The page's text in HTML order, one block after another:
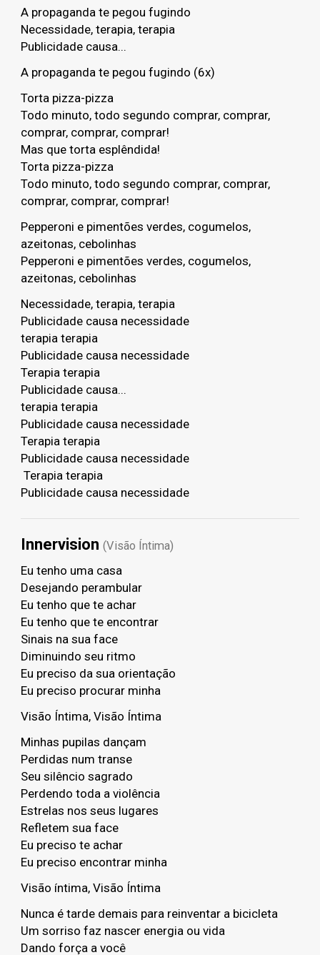
A propaganda te pegou fugindo
Necessidade, terapia, terapia
Publicidade causa...
A propaganda te pegou fugindo (6x)
Torta pizza-pizza
Todo minuto, todo segundo comprar, comprar,
comprar, comprar, comprar!
Mas que torta esplêndida!
Torta pizza-pizza
Todo minuto, todo segundo comprar, comprar,
comprar, comprar, comprar!
Pepperoni e pimentões verdes, cogumelos,
azeitonas, cebolinhas
Pepperoni e pimentões verdes, cogumelos,
azeitonas, cebolinhas
Necessidade, terapia, terapia
Publicidade causa necessidade
terapia terapia
Publicidade causa necessidade
Terapia terapia
Publicidade causa...
terapia terapia
Publicidade causa necessidade
Terapia terapia
Publicidade causa necessidade
Terapia terapia
Publicidade causa necessidade
Innervision (Visão Íntima)
Eu tenho uma casa
Desejando perambular
Eu tenho que te achar
Eu tenho que te encontrar
Sinais na sua face
Diminuindo seu ritmo
Eu preciso da sua orientação
Eu preciso procurar minha
Visão Íntima, Visão Íntima
Minhas pupilas dançam
Perdidas num transe
Seu silêncio sagrado
Perdendo toda a violência
Estrelas nos seus lugares
Refletem sua face
Eu preciso te achar
Eu preciso encontrar minha
Visão íntima, Visão Íntima
Nunca é tarde demais para reinventar a bicicleta
Um sorriso faz nascer energia ou vida
Dando força a você